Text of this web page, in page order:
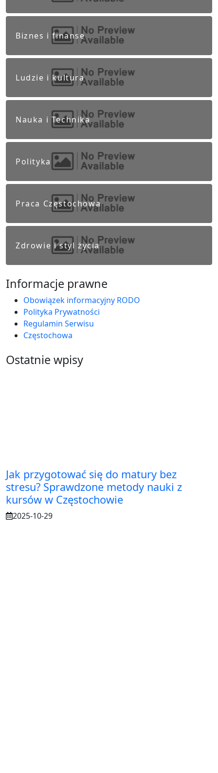
Biznes i finanse
Ludzie i kultura
Nauka i Technika
Polityka
Praca Częstochowa
Zdrowie i styl życia
Informacje prawne
Obowiązek informacyjny RODO
Polityka Prywatności
Regulamin Serwisu
Częstochowa
Ostatnie wpisy
Jak przygotować się do matury bez
stresu? Sprawdzone metody nauki z
kursów w Częstochowie
2025-10-29